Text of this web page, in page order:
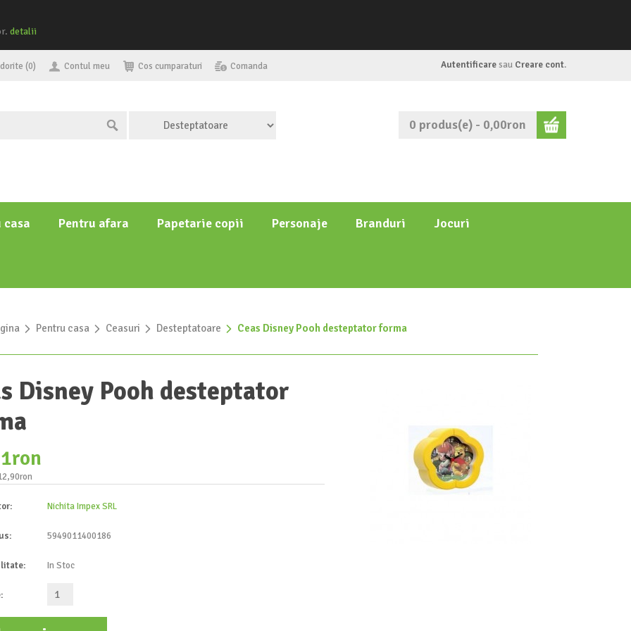
detalii
(0) Contul meu Cos cumparaturi Comanda Autentificare sau Creare cont.
0 produs(e) - 0,00ron
casa Pentru afara Papetarie copii Personaje Branduri Jocuri
» Pentru casa » Ceasuri » Desteptatoare » Ceas Disney Pooh desteptator forma
Disney Pooh desteptator
Nichita Impex SRL
5949011400186
In Stoc